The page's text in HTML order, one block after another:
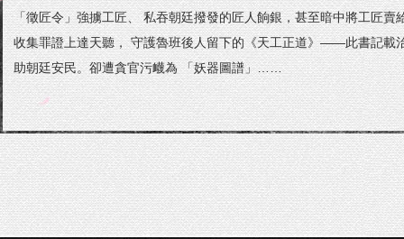
「徵匠令」強擄工匠、 私吞朝廷撥發的匠人餉銀，甚至暗中將工匠賣
收集罪證上達天聽， 守護魯班後人留下的《天工正道》——此書記載
助朝廷安民。卻遭貪官污衊為 「妖器圖譜」……